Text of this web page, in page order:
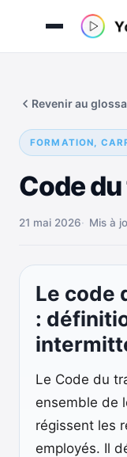
contenu
FORMATION,
Code
Revenir au
21 mai 2026 Mis à
Le code
:
Le Code du
ensemble de
régissent les
employés. Il